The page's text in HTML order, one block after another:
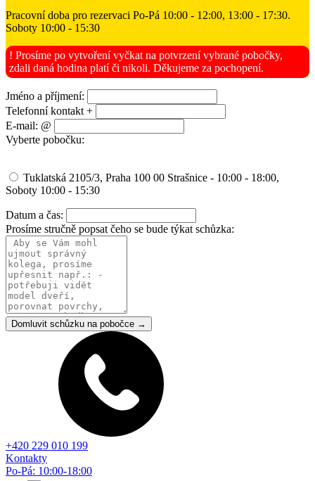
Pracovní doba pro rezervaci Po-Pá 10:00 - 12:00, 13:00 - 17:30.
Soboty 10:00 - 15:30
! Prosíme po vytvoření vyčkat na potvrzení vybrané pobočky,
zdali daná hodina platí či nikoli. Děkujeme za pochopení.
Jméno a příjmení:
Telefonní kontakt +
E-mail: @
Vyberte pobočku:
Tuklatská 2105/3, Praha 100 00 Strašnice - 10:00 - 18:00,
Soboty 10:00 - 15:30
Datum a čas:
Prosíme stručně popsat čeho se bude týkat schůzka:
Domluvit schůzku na pobočce →
+420 229 010 199
Kontakty
Po-Pá: 10:00-18:00